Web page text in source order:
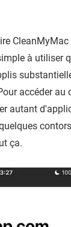
à utiliser
accéder au
ça.